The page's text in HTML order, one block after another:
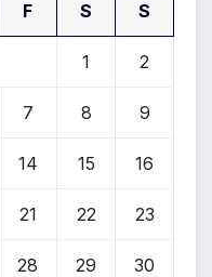
F S S
1 2
7 8 9
14 15 16
21 22 23
28 29 30